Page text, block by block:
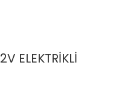
ELEKTRİKLİ